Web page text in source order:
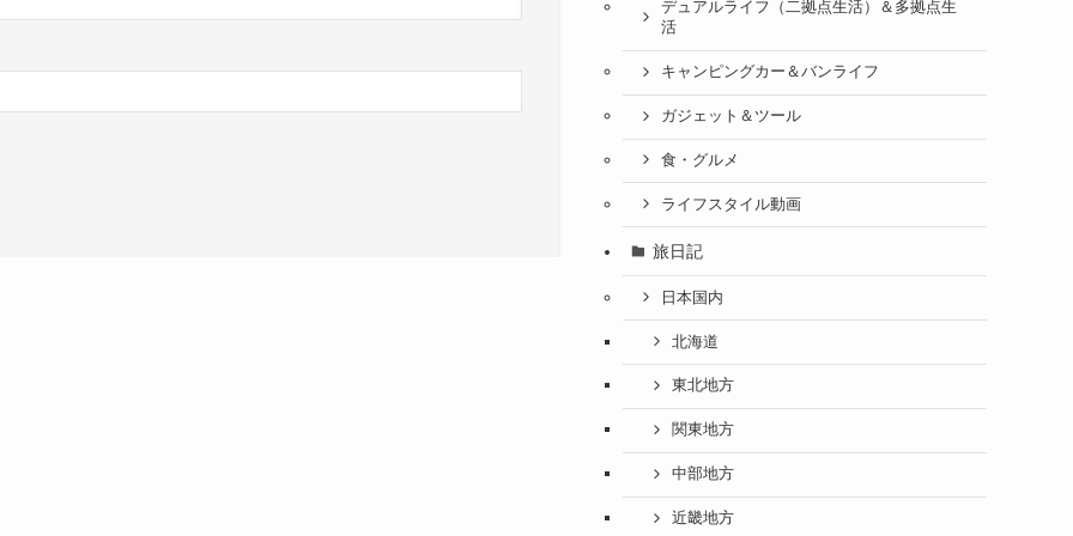
デュアルライフ（二拠点生活）＆多拠点生
活
キャンピングカー＆バンライフ
ガジェット＆ツール
食・グルメ
ライフスタイル動画
旅日記
日本国内
北海道
東北地方
関東地方
中部地方
近畿地方